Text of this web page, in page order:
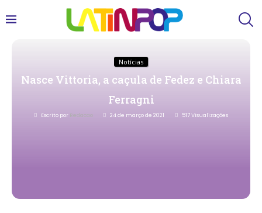
Notícias
Nasce Vittoria, a caçula de Fedez e Chiara
Ferragni
Escrito por Redacao 24 de março de 2021 517Visualizações